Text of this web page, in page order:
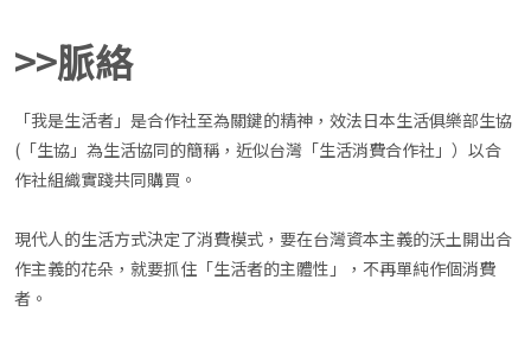
>>脈絡
「我是生活者」是合作社至為關鍵的精神，效法日本生活俱樂部生協
(「生協」為生活協同的簡稱，近似台灣「生活消費合作社」）以合
作社組織實踐共同購買。
現代人的生活方式決定了消費模式，要在台灣資本主義的沃土開出合
作主義的花朵，就要抓住「生活者的主體性」，不再單純作個消費
者。